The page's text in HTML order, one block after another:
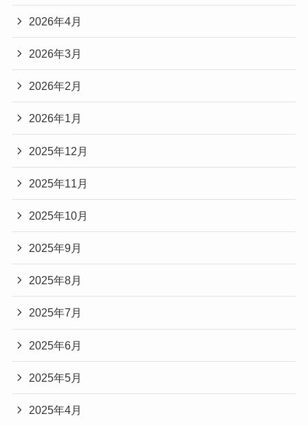
2026年4月
2026年3月
2026年2月
2026年1月
2025年12月
2025年11月
2025年10月
2025年9月
2025年8月
2025年7月
2025年6月
2025年5月
2025年4月